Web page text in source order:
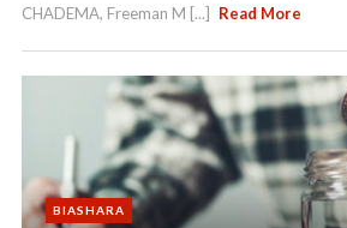
CHADEMA, Freeman M [...]
Read More
BIASHARA